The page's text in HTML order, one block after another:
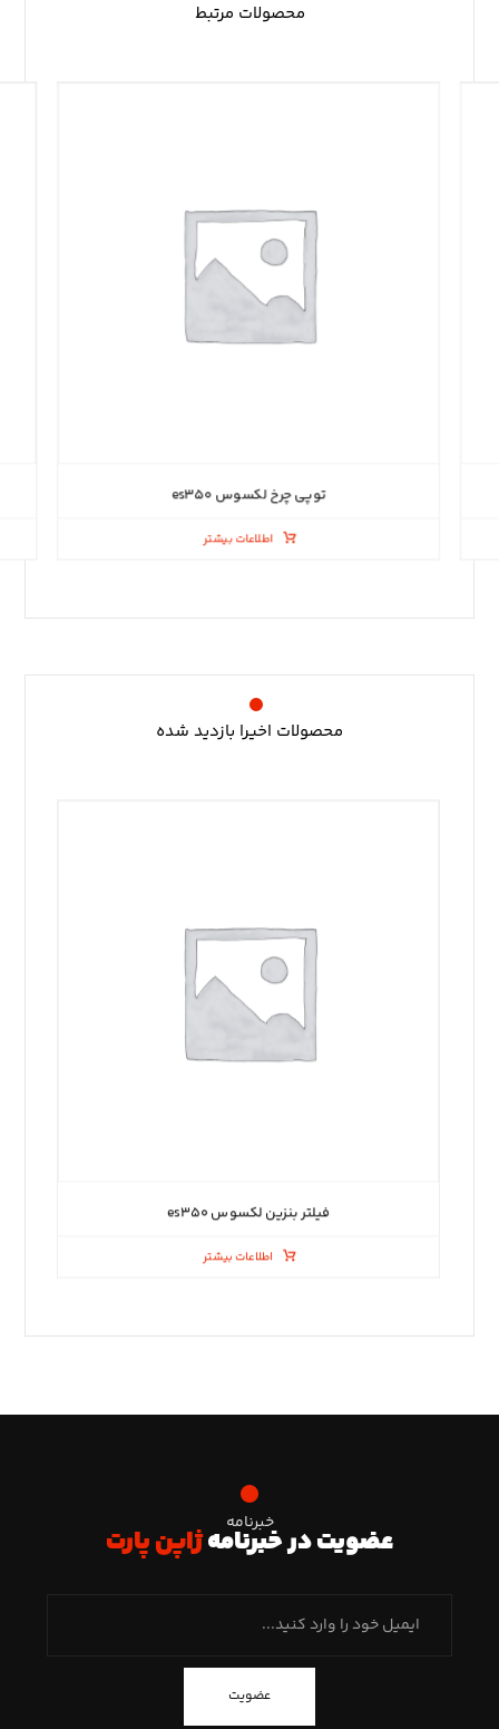
محصولات مرتبط
توپی چرخ لکسوس es۳۵۰
اطلاعات بیشتر
محصولات اخیرا بازدید شده
فیلتر بنزین لکسوس es۳۵۰
اطلاعات بیشتر
خبرنامه
عضویت در خبرنامهژاپن پارت
عضویت